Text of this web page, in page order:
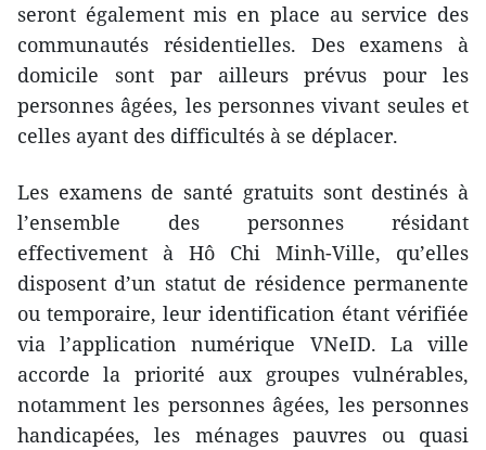
seront également mis en place au service des
communautés résidentielles. Des examens à
domicile sont par ailleurs prévus pour les
personnes âgées, les personnes vivant seules et
celles ayant des difficultés à se déplacer.
Les examens de santé gratuits sont destinés à
l’ensemble des personnes résidant
effectivement à Hô Chi Minh-Ville, qu’elles
disposent d’un statut de résidence permanente
ou temporaire, leur identification étant vérifiée
via l’application numérique VNeID. La ville
accorde la priorité aux groupes vulnérables,
notamment les personnes âgées, les personnes
handicapées, les ménages pauvres ou quasi